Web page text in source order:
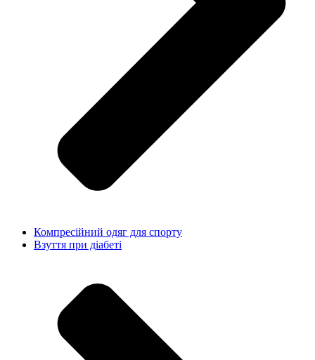
Компресійний одяг для спорту
Взуття при діабеті